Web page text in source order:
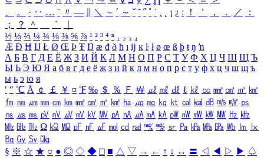
、
。 · ‥ … ¨ 〃 ― ＼ ∼ ´ ～ ˇ ˘ ˝ ˚ ˙ ¸ ¡ ¿ ː ！ ＇ ， ． ／
：
；
？ ＾ ｀
½ ⅓ ⅔ ¼ ¾ ⅛ ⅜ ⅝ ⅞ ¹ ² ³ ⁴ ⁿ ₁ ₂ ₃ ₄
Æ Ð Ħ Ĳ Ł Ø Œ Þ Ŧ Ŋ æ đ ð ħ ı ĳ ĸ ŀ ł ø œ ß þ ŧ ŋ ŉ
А Б В Г Д Е Ё Ж З И Й К Л М Н О П Р С Т У Ф Х Ц Ч Ш Щ Ъ
Ы Ь Э Ю Я а б в г д е ё ж з и й к л м н о п р с т у ф х ц ч ш щ ъ
ы ь э ю я
′ ″ ℃ Å ￠ ￡ ￥ ¤ ℉ ‰ ＄ ％ Ｆ ￦ ㎕ ㎖ ㎗ ℓ ㎘ ㏄ ㎣ ㎤ ㎥ ㎦
㎙ ㎚ ㎛ ㎜ ㎝ ㎞ ㎟ ㎠ ㎡ ㎢ ㏊ ㎍ ㎎ ㎏ ㏏ ㎈ ㎉ ㏈ ㎧ ㎨ ㎰
㎱ ㎲ ㎳ ㎴ ㎵ ㎶ ㎷ ㎸ ㎹ ㎀ ㎁ ㎂ ㎃ ㎄ ㎺ ㎻ ㎽ ㎾ ㎿ ㎐ ㎑
㎒ ㎓ ㎔ Ω ㏀ ㏁ ㎊ ㎋ ㎌ ㏖ ㏅ ㎭ ㎮ ㎯ ㏛ ㎩ ㎪ ㎫ ㎬ ㏝ ㏐
㏓
㏃ ㏉ ㏜ ㏆
§ ※ ☆ ★ ○ ● ◎ ◇ ◆ □ ■ △ ▽ → ← ↑ ↓ ↔ 〓 ◁ ◀ ▷ ▶ ♤